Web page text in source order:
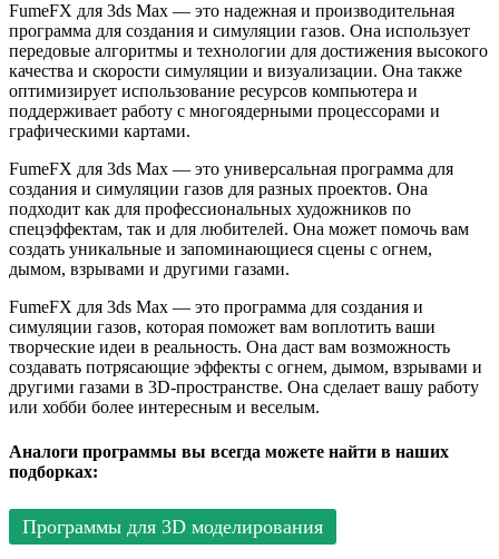
FumeFX для 3ds Max — это надежная и производительная
программа для создания и симуляции газов. Она использует
передовые алгоритмы и технологии для достижения высокого
качества и скорости симуляции и визуализации. Она также
оптимизирует использование ресурсов компьютера и
поддерживает работу с многоядерными процессорами и
графическими картами.
FumeFX для 3ds Max — это универсальная программа для
создания и симуляции газов для разных проектов. Она
подходит как для профессиональных художников по
спецэффектам, так и для любителей. Она может помочь вам
создать уникальные и запоминающиеся сцены с огнем,
дымом, взрывами и другими газами.
FumeFX для 3ds Max — это программа для создания и
симуляции газов, которая поможет вам воплотить ваши
творческие идеи в реальность. Она даст вам возможность
создавать потрясающие эффекты с огнем, дымом, взрывами и
другими газами в 3D-пространстве. Она сделает вашу работу
или хобби более интересным и веселым.
Аналоги программы вы всегда можете найти в наших
подборках:
Программы для 3D моделирования